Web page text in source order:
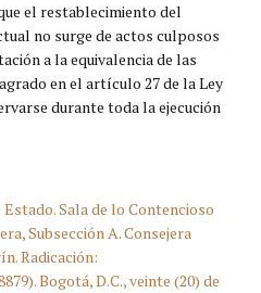
el restablecimiento del
no surge de actos culposos
a la equivalencia de las
en el artículo 27 de la Ley
durante toda la ejecución
Sala de lo Contencioso
Subsección A. Consejera
Radicación:
Bogotá, D.C., veinte (20) de